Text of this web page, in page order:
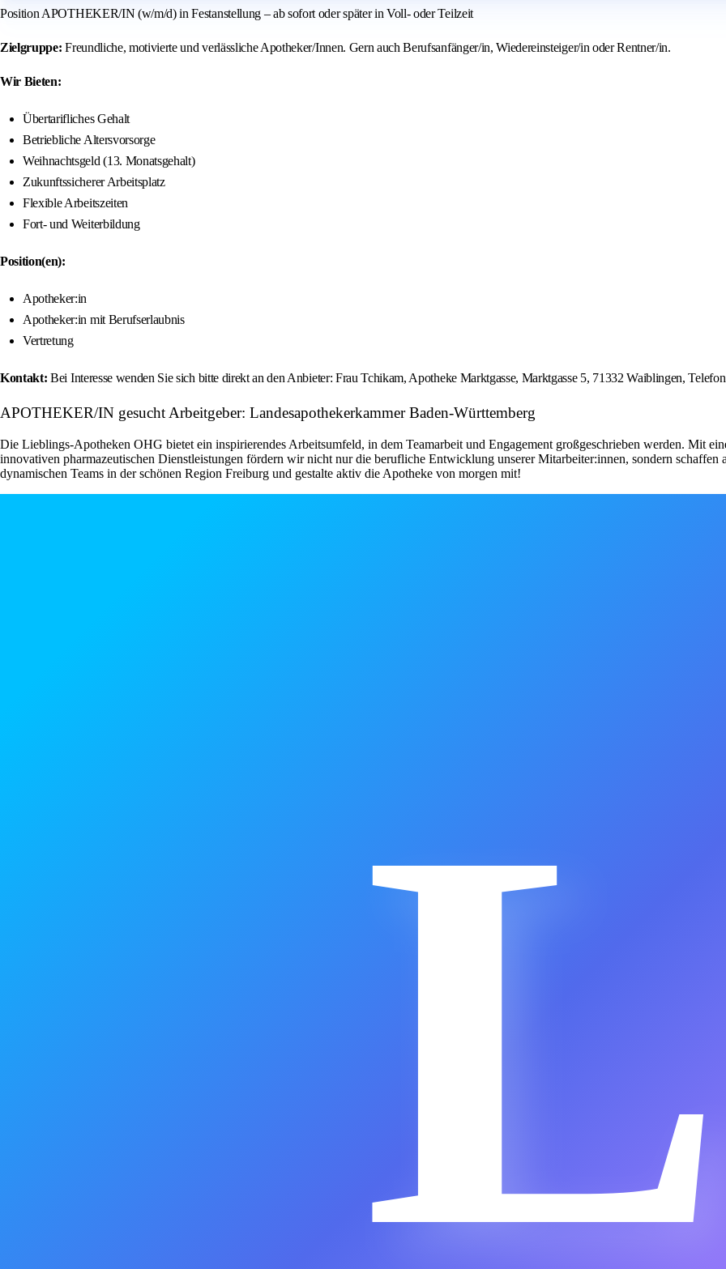
Position APOTHEKER/IN (w/m/d) in Festanstellung – ab sofort oder später in Voll- oder Teilzeit
Zielgruppe: Freundliche, motivierte und verlässliche Apotheker/Innen. Gern auch Berufsanfänger/in, Wiedereinsteiger/in oder Rentner/in.
Wir Bieten:
Übertarifliches Gehalt
Betriebliche Altersvorsorge
Weihnachtsgeld (13. Monatsgehalt)
Zukunftssicherer Arbeitsplatz
Flexible Arbeitszeiten
Fort- und Weiterbildung
Position(en):
Apotheker:in
Apotheker:in mit Berufserlaubnis
Vertretung
Kontakt: Bei Interesse wenden Sie sich bitte direkt an den Anbieter: Frau Tchikam, Apotheke Marktgasse, Marktgasse 5, 71332 Waiblingen,
APOTHEKER/IN gesucht Arbeitgeber: Landesapothekerkammer Baden-Württemberg
Die Lieblings-Apotheken OHG bietet ein inspirierendes Arbeitsumfeld, in dem Teamarbeit und Engagement großgeschrieben werden. Mit
innovativen pharmazeutischen Dienstleistungen fördern wir nicht nur die berufliche Entwicklung unserer Mitarbeiter:innen, sondern schaffen
dynamischen Teams in der schönen Region Freiburg und gestalte aktiv die Apotheke von morgen mit!
L